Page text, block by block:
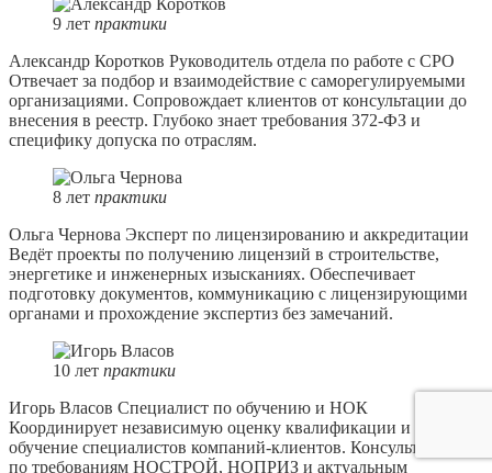
9 лет практики
Александр Коротков Руководитель отдела по работе с СРО
Отвечает за подбор и взаимодействие с саморегулируемыми
организациями. Сопровождает клиентов от консультации до
внесения в реестр. Глубоко знает требования 372-ФЗ и
специфику допуска по отраслям.
8 лет практики
Ольга Чернова Эксперт по лицензированию и аккредитации
Ведёт проекты по получению лицензий в строительстве,
энергетике и инженерных изысканиях. Обеспечивает
подготовку документов, коммуникацию с лицензирующими
органами и прохождение экспертиз без замечаний.
10 лет практики
Игорь Власов Специалист по обучению и НОК
Координирует независимую оценку квалификации и
обучение специалистов компаний-клиентов. Консультирует
по требованиям НОСТРОЙ, НОПРИЗ и актуальным